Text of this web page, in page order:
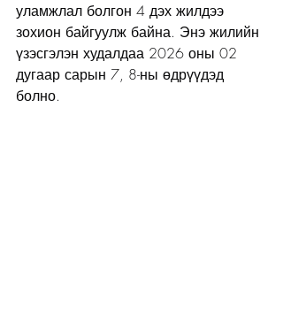
уламжлал болгон 4 дэх жилдээ
зохион байгуулж байна. Энэ жилийн
үзэсгэлэн худалдаа 2026 оны 02
дугаар сарын 7, 8-ны өдрүүдэд
болно.